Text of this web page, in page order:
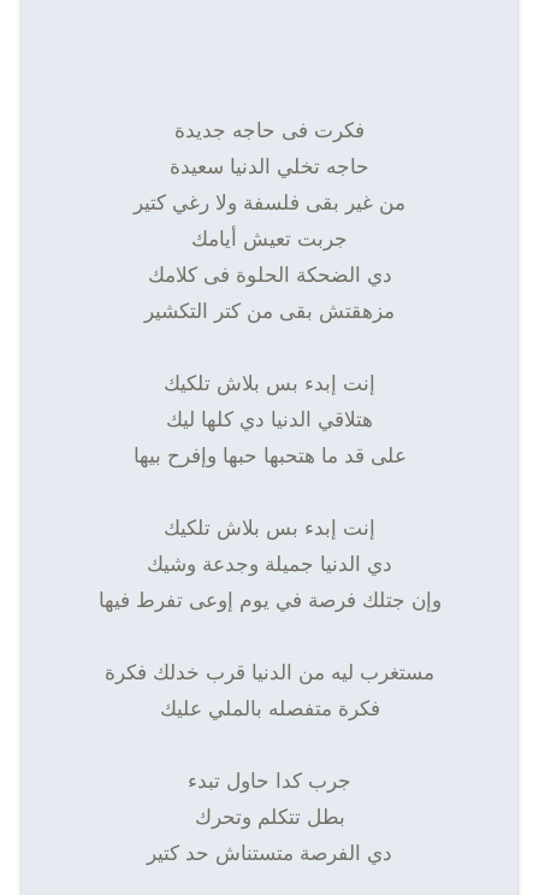
فكرت فى حاجه جديدة
حاجه تخلي الدنيا سعيدة
من غير بقى فلسفة ولا رغي كتير
جربت تعيش أيامك
دي الضحكة الحلوة فى كلامك
مزهقتش بقى من كتر التكشير
إنت إبدء بس بلاش تلكيك
هتلاقي الدنيا دي كلها ليك
على قد ما هتحبها حبها وإفرح بيها
إنت إبدء بس بلاش تلكيك
دي الدنيا جميلة وجدعة وشيك
وإن جتلك فرصة في يوم إوعى تفرط فيها
مستغرب ليه من الدنيا قرب خدلك فكرة
فكرة متفصله بالملي عليك
جرب كدا حاول تبدء
بطل تتكلم وتحرك
دي الفرصة متستناش حد كتير